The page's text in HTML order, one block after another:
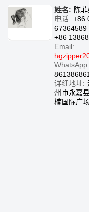
姓名: 陈
电话: +86
67364589
+86
Email:
WhatsApp:
详细地址:
州市永嘉
楠国际广